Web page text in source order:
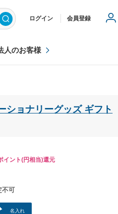
ログイン 会員登録
人のお客様
ショナリーグッズ ギフト
イント(円相当)還元
不可
名入れ